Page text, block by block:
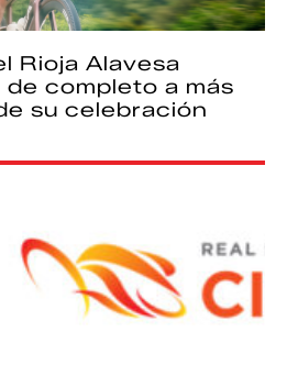
Rioja Alavesa
completo a más
su celebración